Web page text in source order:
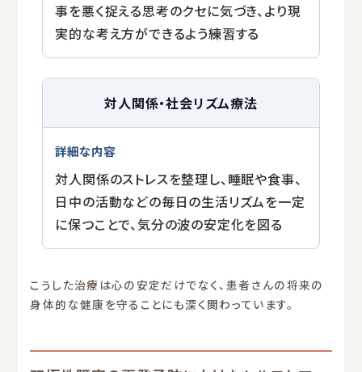
事を悪く捉える思考のクセに気づき、より現
実的な考え方ができるよう練習する
対人関係・社会リズム療法
対人関係のストレスを整理し、睡眠や食事、
日中の活動などの毎日の生活リズムを一定
に保つことで、気分の波の安定化を図る
こうした治療は心の安定だけでなく、患者さんの将来の
身体的な健康を守ることにも深く関わっています。